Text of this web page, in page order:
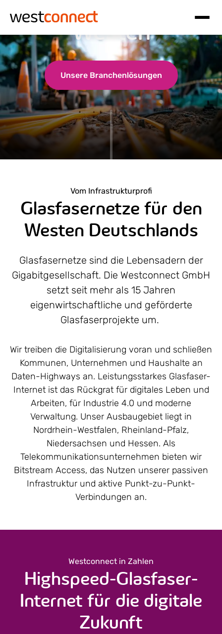
Hauptnavigation
Inhalt
Westen
Unsere Branchenlösungen
Vom Infrastrukturprofi
Glasfasernetze für den
Westen Deutschlands
Glasfasernetze sind die Lebensadern der
Gigabitgesellschaft. Die Westconnect GmbH
setzt seit mehr als 15 Jahren
eigenwirtschaftliche und geförderte
Glasfaserprojekte um.
Wir treiben die Digitalisierung voran und schließen
Kommunen, Unternehmen und Haushalte an
Daten-Highways an. Leistungsstarkes Glasfaser-
Internet ist das Rückgrat für digitales Leben und
Arbeiten, für Industrie 4.0 und moderne
Verwaltung. Unser Ausbaugebiet liegt in
Nordrhein-Westfalen, Rheinland-Pfalz,
Niedersachsen und Hessen. Als
Telekommunikations­unternehmen bieten wir
Bitstream Access, das Nutzen unserer passiven
Infrastruktur und aktive Punkt-zu-Punkt-
Verbindungen an.
Westconnect in Zahlen
Highspeed-Glasfaser-
Internet für die digitale
Zukunft